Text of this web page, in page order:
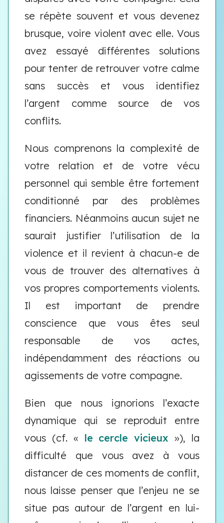
se répète souvent et vous devenez
brusque, voire violent avec elle. Vous
avez essayé différentes solutions
pour tenter de retrouver votre calme
sans succès et vous identifiez
l’argent comme source de vos
conflits.
Nous comprenons la complexité de
votre relation et de votre vécu
personnel qui semble être fortement
conditionné par des problèmes
financiers. Néanmoins aucun sujet ne
saurait justifier l’utilisation de la
violence et il revient à chacun-e de
vous de trouver des alternatives à
vos propres comportements violents.
Il est important de prendre
conscience que vous êtes seul
responsable de vos actes,
indépendamment des réactions ou
agissements de votre compagne.
Bien que nous ignorions l’exacte
dynamique qui se reproduit entre
vous (cf. « le cercle vicieux »), la
difficulté que vous avez à vous
distancer de ces moments de conflit,
nous laisse penser que l’enjeu ne se
situe pas autour de l’argent en lui-